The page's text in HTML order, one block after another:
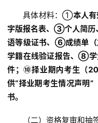
具体材料：①本人
字版报名表、 ③个人简历、
语等级证书、 ⑥成绩单
学籍在线验证报告、⑧学
件； ⑩择业期内考生（20
供“择业期考生情况声明
书。
（二）资格复审和抽